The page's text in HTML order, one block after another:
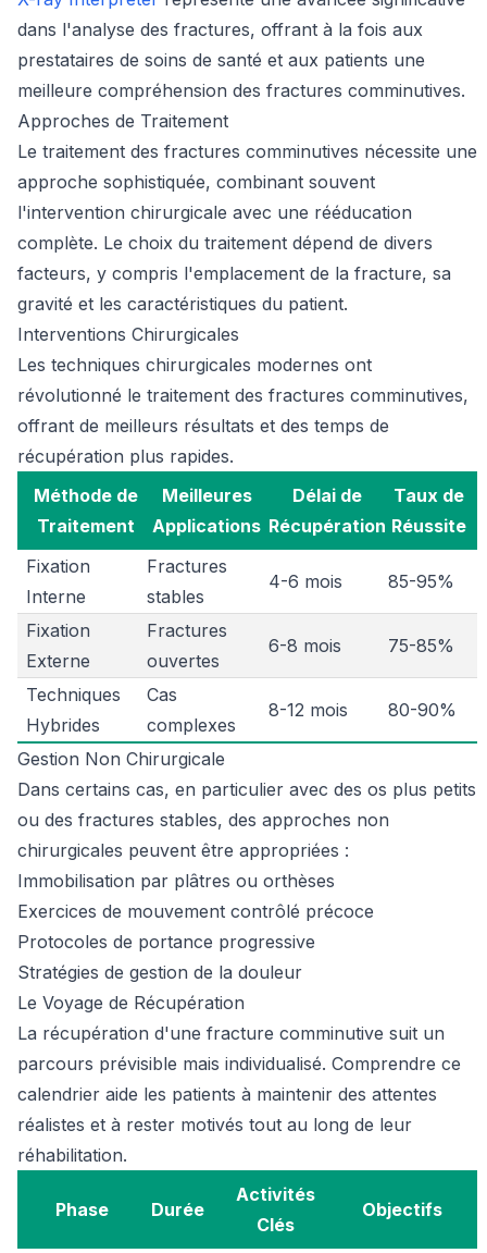
dans l'analyse des fractures, offrant à la fois aux
prestataires de soins de santé et aux patients une
meilleure compréhension des fractures comminutives.
Approches de Traitement
Le traitement des fractures comminutives nécessite une
approche sophistiquée, combinant souvent
l'intervention chirurgicale avec une rééducation
complète. Le choix du traitement dépend de divers
facteurs, y compris l'emplacement de la fracture, sa
gravité et les caractéristiques du patient.
Interventions Chirurgicales
Les techniques chirurgicales modernes ont
révolutionné le traitement des fractures comminutives,
offrant de meilleurs résultats et des temps de
récupération plus rapides.
Méthode de
Traitement
Meilleures
Applications
Délai de
Récupération
Taux de
Réussite
Fixation
Interne
Fractures
stables
4-6 mois 85-95%
Fixation
Externe
Fractures
ouvertes
6-8 mois 75-85%
Techniques
Hybrides
Cas
complexes
8-12 mois 80-90%
Gestion Non Chirurgicale
Dans certains cas, en particulier avec des os plus petits
ou des fractures stables, des approches non
chirurgicales peuvent être appropriées :
Immobilisation par plâtres ou orthèses
Exercices de mouvement contrôlé précoce
Protocoles de portance progressive
Stratégies de gestion de la douleur
Le Voyage de Récupération
La récupération d'une fracture comminutive suit un
parcours prévisible mais individualisé. Comprendre ce
calendrier aide les patients à maintenir des attentes
réalistes et à rester motivés tout au long de leur
réhabilitation.
Phase Durée
Activités
Clés
Objectifs